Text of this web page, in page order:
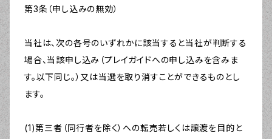
第3条（申し込みの無効）
当社は、次の各号のいずれかに該当すると当社が判断する
場合、当該申し込み（プレイガイドへの申し込みを含みま
す。以下同じ。）又は当選を取り消すことができるものとし
ます。
(1)第三者（同行者を除く）への転売若しくは譲渡を目的と